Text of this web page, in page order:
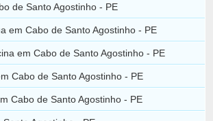
de Santo Agostinho - PE
em Cabo de Santo Agostinho - PE
em Cabo de Santo Agostinho - PE
Cabo de Santo Agostinho - PE
Cabo de Santo Agostinho - PE